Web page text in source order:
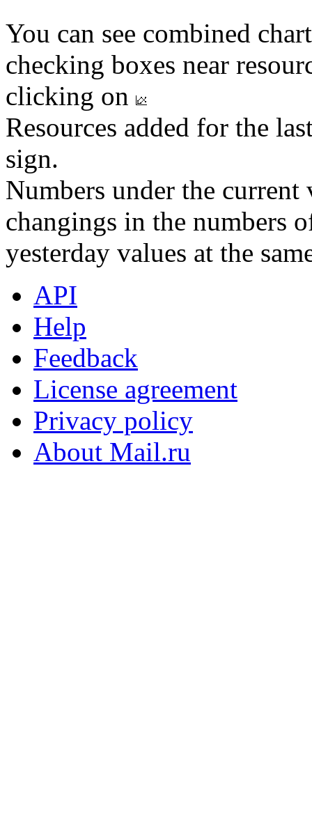
You can see combined
checking boxes near
clicking on
Resources added for the
sign.
Numbers under the
changings in the numbers
yesterday values at the
API
Help
Feedback
License agreement
Privacy policy
About Mail.ru